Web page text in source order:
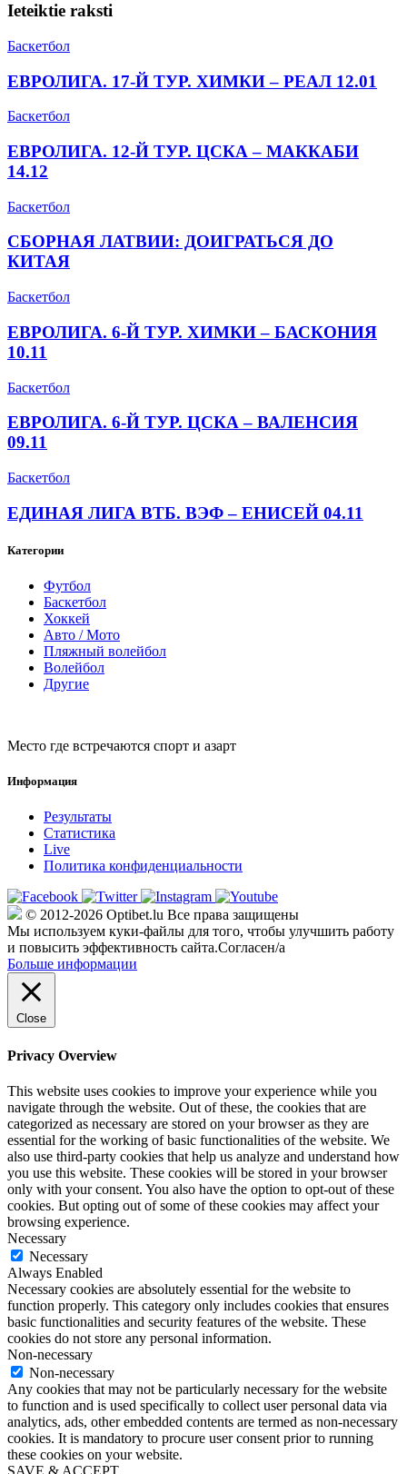
Ieteiktie raksti
Баскетбол
ЕВРОЛИГА. 17-Й ТУР. ХИМКИ – РЕАЛ 12.01
Баскетбол
ЕВРОЛИГА. 12-Й ТУР. ЦСКА – МАККАБИ
14.12
Баскетбол
СБОРНАЯ ЛАТВИИ: ДОИГРАТЬСЯ ДО
КИТАЯ
Баскетбол
ЕВРОЛИГА. 6-Й ТУР. ХИМКИ – БАСКОНИЯ
10.11
Баскетбол
ЕВРОЛИГА. 6-Й ТУР. ЦСКА – ВАЛЕНСИЯ
09.11
Баскетбол
ЕДИНАЯ ЛИГА ВТБ. ВЭФ – ЕНИСЕЙ 04.11
Категории
Футбол
Баскетбол
Хоккей
Авто / Мото
Пляжный волейбол
Волейбол
Другие
Место где встречаются спорт и азарт
Информация
Результаты
Статистика
Live
Политика конфиденциальности
© 2012-2026 Optibet.lu Все права защищены
Мы используем куки-файлы для того, чтобы улучшить работу
и повысить эффективность сайта.Согласен/а
Больше информации
Close
Privacy Overview
This website uses cookies to improve your experience while you
navigate through the website. Out of these, the cookies that are
categorized as necessary are stored on your browser as they are
essential for the working of basic functionalities of the website. We
also use third-party cookies that help us analyze and understand how
you use this website. These cookies will be stored in your browser
only with your consent. You also have the option to opt-out of these
cookies. But opting out of some of these cookies may affect your
browsing experience.
Necessary
Necessary
Always Enabled
Necessary cookies are absolutely essential for the website to
function properly. This category only includes cookies that ensures
basic functionalities and security features of the website. These
cookies do not store any personal information.
Non-necessary
Non-necessary
Any cookies that may not be particularly necessary for the website
to function and is used specifically to collect user personal data via
analytics, ads, other embedded contents are termed as non-necessary
cookies. It is mandatory to procure user consent prior to running
these cookies on your website.
SAVE & ACCEPT